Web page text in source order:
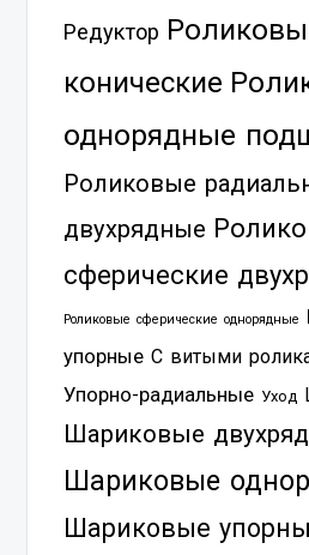
Редуктор
конические
однорядные
Роликовые
двухрядные
сферические
Роликовые сферические однорядные
упорные С витыми
Упорно-радиальные Уход
Шариковые
Шариковые
Шариковые